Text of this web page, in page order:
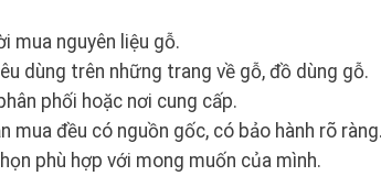
mua nguyên liệu gỗ.
dùng trên những trang về gỗ, đồ dùng gỗ.
phối hoặc nơi cung cấp.
mua đều có nguồn gốc, có bảo hành rõ ràng.
phù hợp với mong muốn của mình.